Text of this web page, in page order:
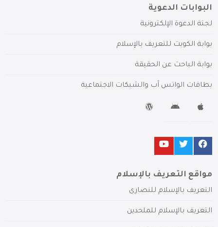
البوابات الدعوية
لجنة الدعوة الإلكترونية
بوابة الكويت للتعريف بالإسلام
بوابة الباحث عن الحقيقة
بطاقات الواتس آب والشبكات الاجتماعية
مواقع التعريف بالإسلام
التعريف بالإسلام للنصارى
التعريف بالإسلام للملحدين